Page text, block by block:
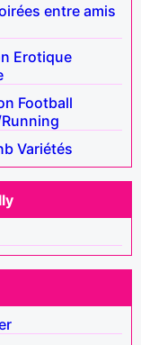
entre amis
Erotique
Football
Variétés